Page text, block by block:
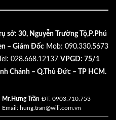
sở: 30, Nguyễn Trường Tộ,P.Phú
– Giám Đốc Mob: 090.330.5673
Tel: 028.668.12137 VPGD: 75/1
Chánh – Q.Thủ Đức – TP HCM.
Mr.Hưng Trần ĐT: 0903.710.753
Email: hung.tran@wili.com.vn